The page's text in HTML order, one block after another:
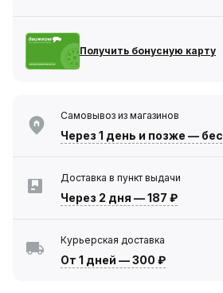
Получить бонусную карту
Самовывоз из магазинов
Через 1 день и позже —
Доставка в пункт выдачи
Через 2 дня —187 ₽
Курьерская доставка
От 1 дней —300 ₽